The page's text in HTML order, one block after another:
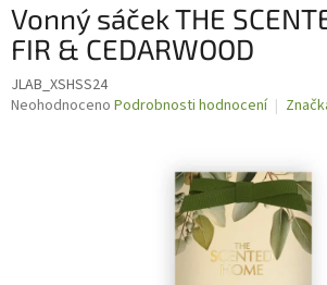
Vonný sáček THE
FIR & CEDARWOOD
JLAB_XSHSS24
Průměrné
Neohodnoceno Podrobnosti hodnocení